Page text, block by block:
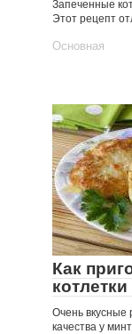
Запеченные
Этот рецепт
Основная
Как
Очень вкусные
качества у